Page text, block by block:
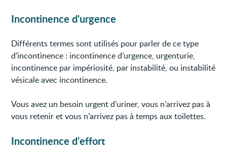
Incontinence d'urgence
Différents termes sont utilisés pour parler de ce type
d'incontinence : incontinence d’urgence, urgenturie,
incontinence par impériosité, par instabilité, ou instabilité
vésicale avec incontinence.
Vous avez un besoin urgent d'uriner, vous n’arrivez pas à
vous retenir et vous n’arrivez pas à temps aux toilettes.
Incontinence d'effort